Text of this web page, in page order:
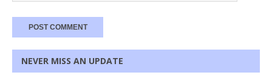
NEVER MISS AN UPDATE